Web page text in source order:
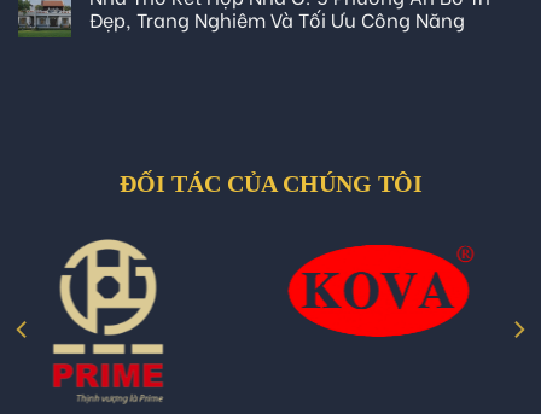
Đẹp, Trang Nghiêm Và Tối Ưu Công Năng
ĐỐI TÁC CỦA CHÚNG TÔI